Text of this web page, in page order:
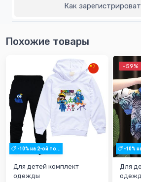
Как
Похожие товары
-10% на 2-ой то...
Для детей комплект
одежды
-59%
-10%
Для